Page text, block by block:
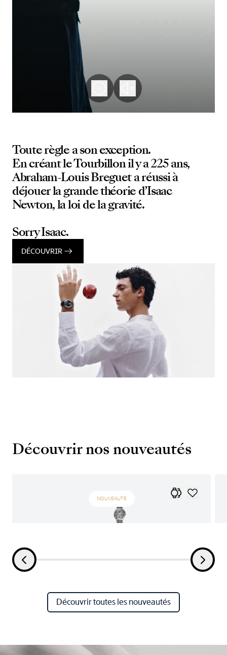
Toute règle a son exception.
En créant le Tourbillon il y a 225 ans,
Abraham-Louis Breguet a réussi à
déjouer la grande théorie d’Isaac
Newton, la loi de la gravité.
Sorry Isaac.
DÉCOUVRIR
Découvrir nos nouveautés
NOUVEAUTÉ
Découvrir toutes les nouveautés